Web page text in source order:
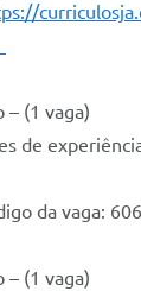
– (1 vaga)
de
da vaga:
– (1 vaga)